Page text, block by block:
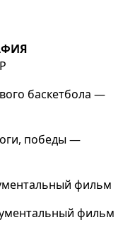
баскетбола —
победы —
фильм
фильм